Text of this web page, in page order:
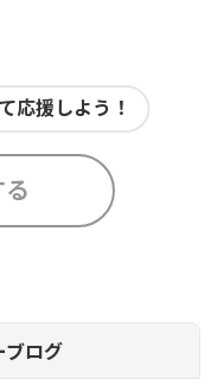
応援しよう！
ログ